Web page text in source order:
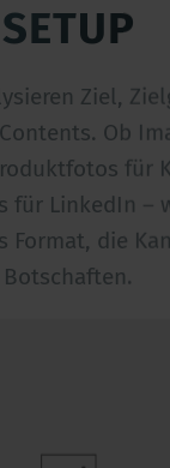
SETUP
Ziel,
Ob
für
für LinkedIn –
Format, die
Botschaften.